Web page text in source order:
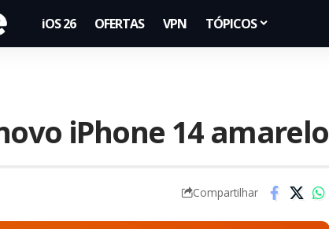
iOS 26 OFERTAS VPN TÓPICOS
iPhone 14 amarelo
Compartilhar